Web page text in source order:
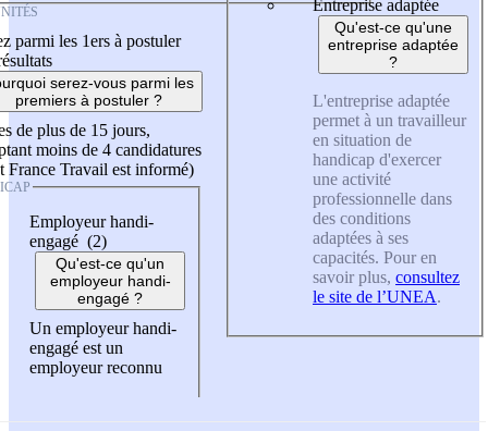
parmi les 1ers à postuler
serez-vous parmi les
premiers à postuler ?
de plus de 15 jours,
moins de 4 candidatures
France Travail est informé)
Employeur handi-
engagé (2)
Qu'est-ce qu'un
employeur handi-
engagé ?
Un employeur handi-
engagé est un
employeur reconnu
Entreprise adaptée
Qu'est-ce qu'une
entreprise adaptée
?
L'entreprise adaptée
permet à un travailleur
en situation de
handicap d'exercer
une activité
professionnelle dans
des conditions
adaptées à ses
capacités. Pour en
savoir plus, consultez
le site de l’UNEA.